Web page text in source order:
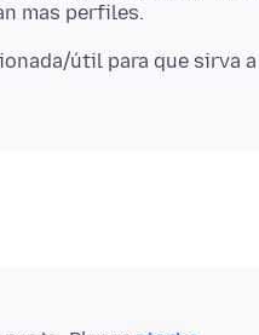
útil para que sirva